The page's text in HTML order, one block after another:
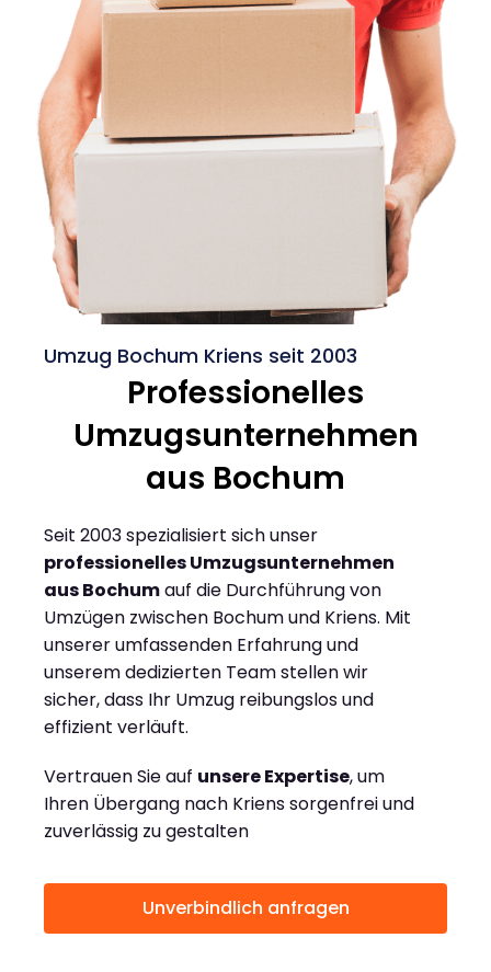
Umzug Bochum Kriens seit 2003
Professionelles
Umzugsunternehmen
aus Bochum
Seit 2003 spezialisiert sich unser
professionelles Umzugsunternehmen
aus Bochumauf die Durchführung von
Umzügen zwischen Bochum und Kriens. Mit
unserer umfassenden Erfahrung und
unserem dedizierten Team stellen wir
sicher, dass Ihr Umzug reibungslos und
effizient verläuft.
Vertrauen Sie auf unsere Expertise, um
Ihren Übergang nach Kriens sorgenfrei und
zuverlässig zu gestalten
Unverbindlich anfragen